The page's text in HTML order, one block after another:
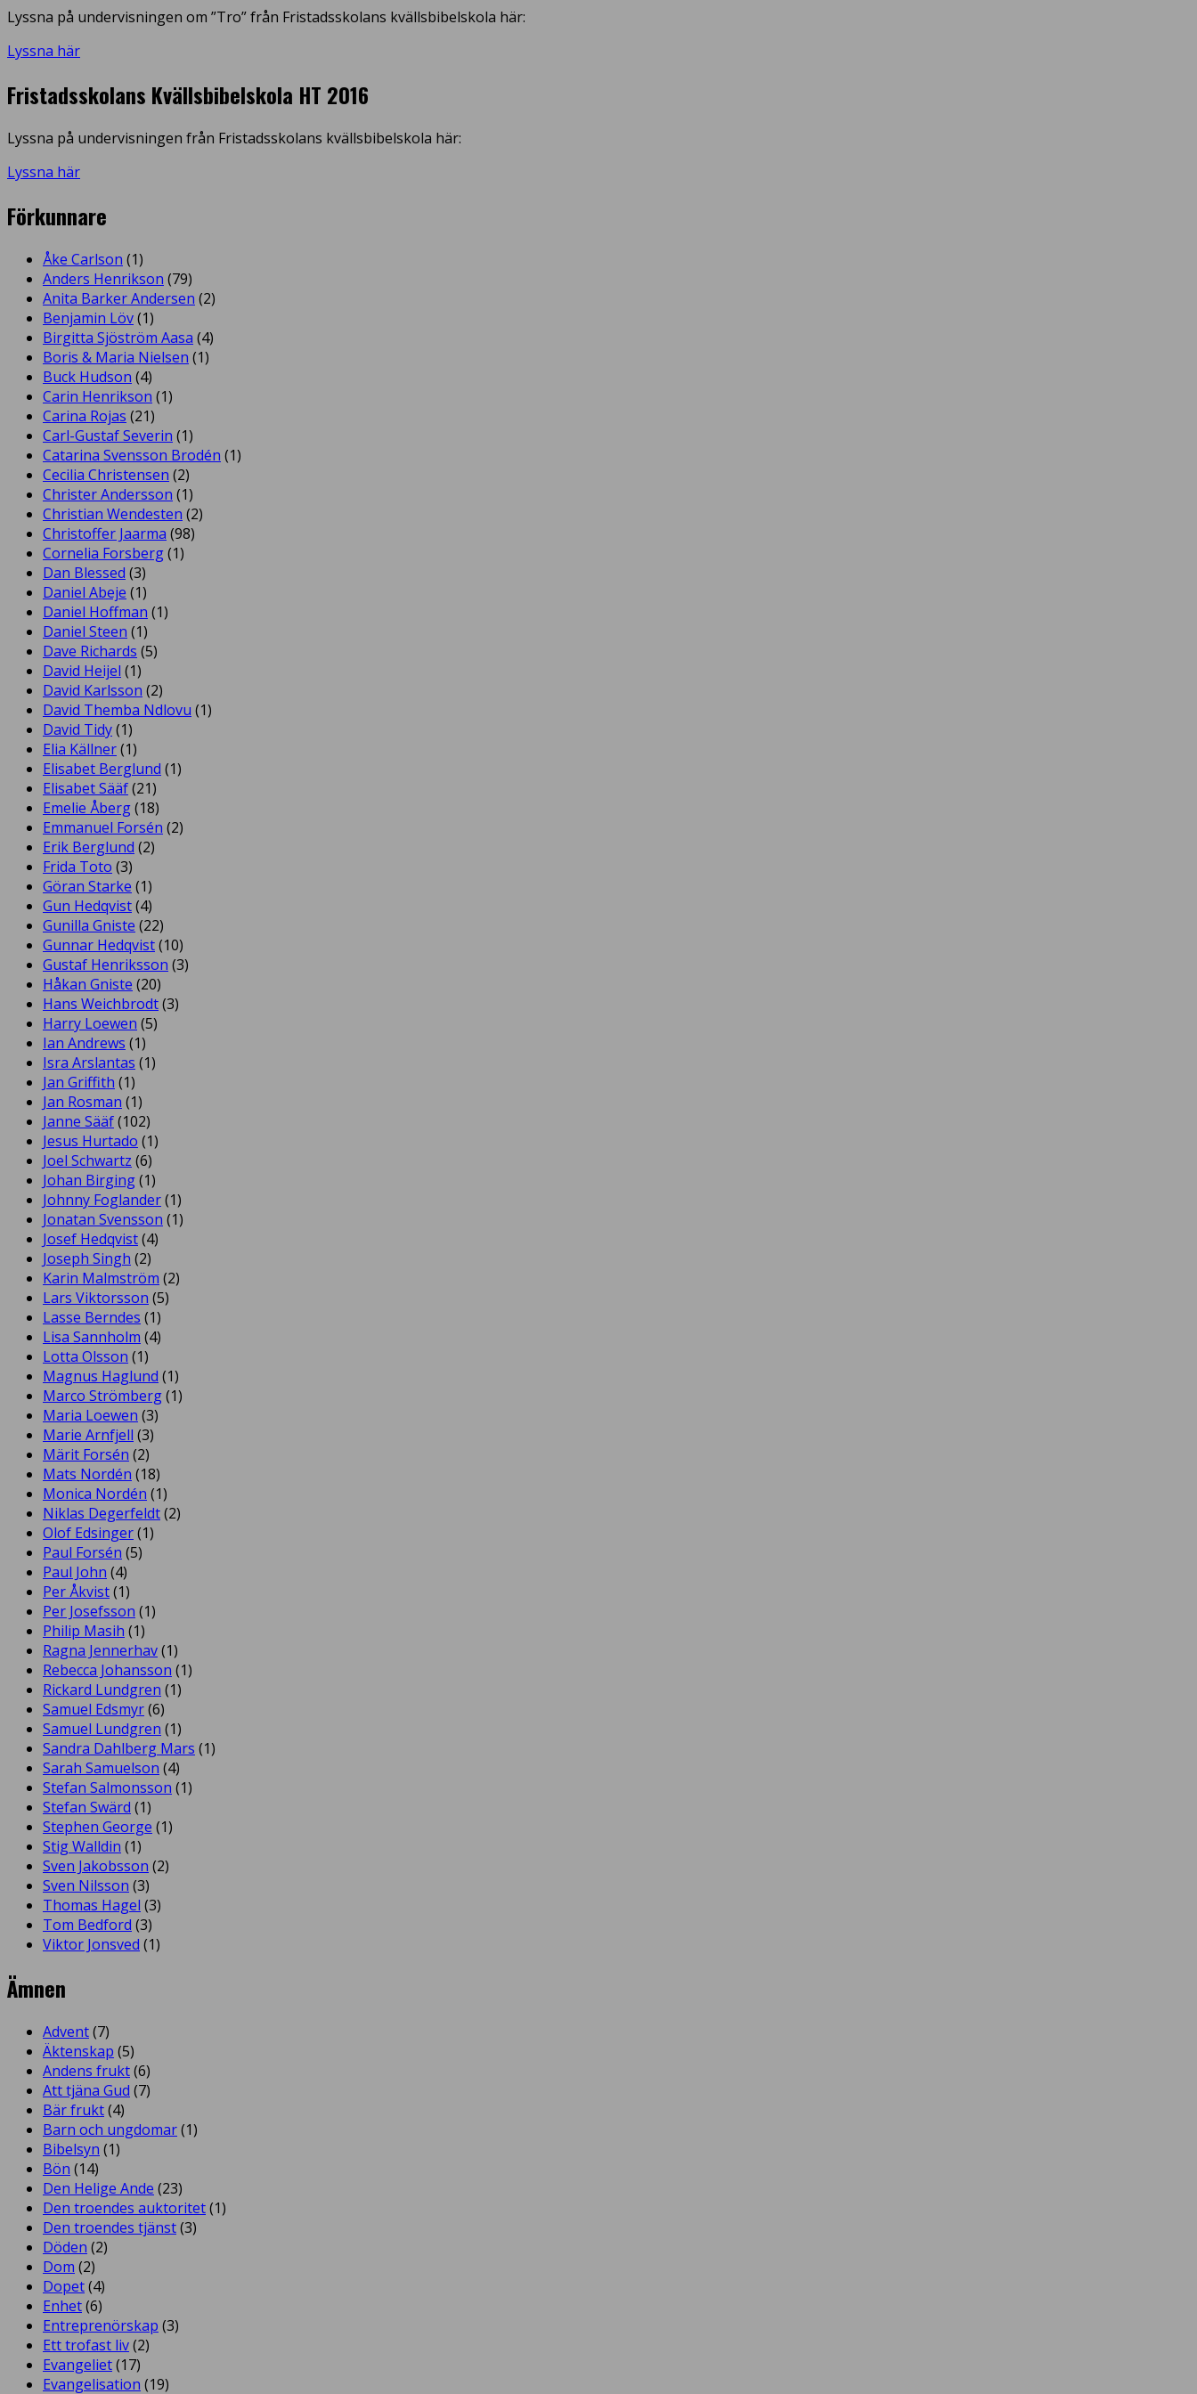
Lyssna på undervisningen om ”Tro” från Fristadsskolans kvällsbibelskola här:
Lyssna här
Fristadsskolans Kvällsbibelskola HT 2016
Lyssna på undervisningen från Fristadsskolans kvällsbibelskola här:
Lyssna här
Förkunnare
Åke Carlson (1)
Anders Henrikson (79)
Anita Barker Andersen (2)
Benjamin Löv(1)
Birgitta Sjöström Aasa (4)
Boris & Maria Nielsen (1)
Buck Hudson (4)
Carin Henrikson (1)
Carina Rojas (21)
Carl-Gustaf Severin (1)
Catarina Svensson Brodén (1)
Cecilia Christensen (2)
Christer Andersson (1)
Christian Wendesten (2)
Christoffer Jaarma (98)
Cornelia Forsberg(1)
Dan Blessed (3)
Daniel Abeje (1)
Daniel Hoffman (1)
Daniel Steen (1)
Dave Richards (5)
David Heijel (1)
David Karlsson (2)
David Themba Ndlovu (1)
David Tidy(1)
Elia Källner(1)
Elisabet Berglund (1)
Elisabet Sääf(21)
Emelie Åberg(18)
Emmanuel Forsén (2)
Erik Berglund (2)
Frida Toto (3)
Göran Starke (1)
Gun Hedqvist(4)
Gunilla Gniste (22)
Gunnar Hedqvist(10)
Gustaf Henriksson (3)
Håkan Gniste (20)
Hans Weichbrodt(3)
Harry Loewen (5)
Ian Andrews (1)
Isra Arslantas (1)
Jan Griffith (1)
Jan Rosman (1)
Janne Sääf(102)
Jesus Hurtado (1)
Joel Schwartz (6)
Johan Birging(1)
Johnny Foglander(1)
Jonatan Svensson (1)
Josef Hedqvist(4)
Joseph Singh (2)
Karin Malmström (2)
Lars Viktorsson (5)
Lasse Berndes (1)
Lisa Sannholm (4)
Lotta Olsson (1)
Magnus Haglund (1)
Marco Strömberg(1)
Maria Loewen (3)
Marie Arnfjell (3)
Märit Forsén (2)
Mats Nordén (18)
Monica Nordén (1)
Niklas Degerfeldt(2)
Olof Edsinger(1)
Paul Forsén (5)
Paul John (4)
Per Åkvist(1)
Per Josefsson (1)
Philip Masih (1)
Ragna Jennerhav(1)
Rebecca Johansson (1)
Rickard Lundgren (1)
Samuel Edsmyr(6)
Samuel Lundgren (1)
Sandra Dahlberg Mars (1)
Sarah Samuelson (4)
Stefan Salmonsson (1)
Stefan Swärd (1)
Stephen George (1)
Stig Walldin (1)
Sven Jakobsson (2)
Sven Nilsson (3)
Thomas Hagel (3)
Tom Bedford (3)
Viktor Jonsved (1)
Ämnen
Advent(7)
Äktenskap (5)
Andens frukt(6)
Att tjäna Gud (7)
Bär frukt(4)
Barn och ungdomar(1)
Bibelsyn (1)
Bön (14)
Den Helige Ande (23)
Den troendes auktoritet(1)
Den troendes tjänst(3)
Döden (2)
Dom (2)
Dopet(4)
Enhet(6)
Entreprenörskap (3)
Ett trofast liv(2)
Evangeliet(17)
Evangelisation (19)